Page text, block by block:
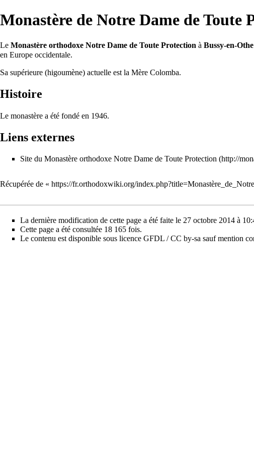
Monastère de Notre Dame de Toute
Le Monastère orthodoxe Notre Dame de Toute Protection à Bussy-en-Othe
en Europe occidentale.
Sa supérieure (higoumène) actuelle est la Mère Colomba.
Histoire
Le monastère a été fondé en 1946.
Liens externes
Site du Monastère orthodoxe Notre Dame de Toute Protection
Récupérée de « https://fr.orthodoxwiki.org/
La dernière modification de cette page a été faite le 27 octobre 2014 à
Cette page a été consultée 18 165 fois.
Le contenu est disponible sous licence GFDL / CC by-sa sauf mention